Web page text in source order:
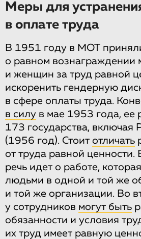
Меры для
в оплате труда
В 1951 году в МОТ
о равном вознаграждении
и женщин за труд равной
искоренить гендерную
в сфере оплаты труда.
в силу в мае 1953 года, ее
173 государства, включая
(1956 год). Стоит отличать
от труда равной ценности.
речь идет о работе,
людьми в одной и той же
и той же организации. Во
у сотрудников могут быть
обязанности и условия
их труд имеет равную